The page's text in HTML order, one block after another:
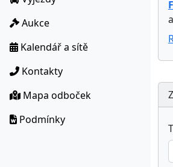
Aukce
Kalendář a sítě
Kontakty
Mapa odboček
Podmínky